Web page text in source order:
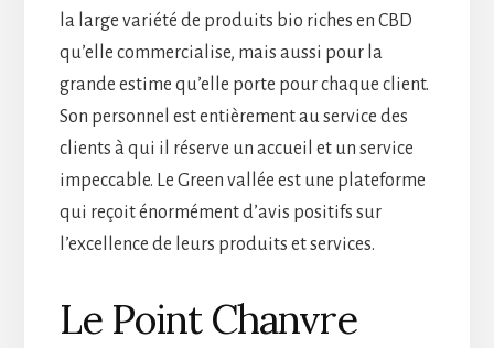
la large variété de produits bio riches en CBD
qu’elle commercialise, mais aussi pour la
grande estime qu’elle porte pour chaque client.
Son personnel est entièrement au service des
clients à qui il réserve un accueil et un service
impeccable. Le Green vallée est une plateforme
qui reçoit énormément d’avis positifs sur
l’excellence de leurs produits et services.
Le Point Chanvre